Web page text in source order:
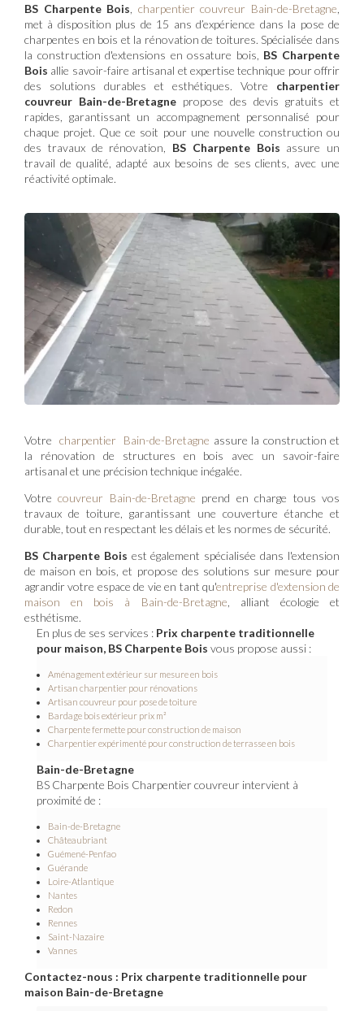
BS Charpente Bois charpentier couvreur Bain-de-Bretagne
met à disposition plus de 15 ans d’expérience dans la pose de
charpentes en bois et la rénovation de toitures. Spécialisée dans
la construction d'extensions en ossature bois, BS Charpente
Bois allie savoir-faire artisanal et expertise technique pour offrir
des solutions durables et esthétiques. Votre charpentier
couvreur Bain-de-Bretagne propose des devis gratuits et
rapides, garantissant un accompagnement personnalisé pour
chaque projet. Que ce soit pour une nouvelle construction ou
des travaux de rénovation, BS Charpente Bois assure un
travail de qualité, adapté aux besoins de ses clients, avec une
réactivité optimale.
Votre charpentier Bain-de-Bretagne assure la construction et
la rénovation de structures en bois avec un savoir-faire
artisanal et une précision technique inégalée.
Votrecouvreur Bain-de-Bretagne prend en charge tous vos
travaux de toiture, garantissant une couverture étanche et
durable, tout en respectant les délais et les normes de sécurité.
BS Charpente Bois est également spécialisée dans l'extension
de maison en bois, et propose des solutions sur mesure pour
agrandir votre espace de vie en tant qu'entreprise d'extension de
maison en bois à Bain-de-Bretagne , alliant écologie et
esthétisme.
En plus de ses services : Prix charpente traditionnelle
pour maison, BS Charpente Bois vous propose aussi :
Aménagement extérieur sur mesure en bois
Artisan charpentier pour rénovations
Artisan couvreur pour pose de toiture
Bardage bois extérieur prix m²
Charpente fermette pour construction de maison
Charpentier expérimenté pour construction de terrasse en bois
Bain-de-Bretagne
BS Charpente Bois Charpentier couvreur intervient à
proximité de :
Bain-de-Bretagne
Châteaubriant
Guémené-Penfao
Guérande
Loire-Atlantique
Nantes
Redon
Rennes
Saint-Nazaire
Vannes
Contactez-nous : Prix charpente traditionnelle pour
maison Bain-de-Bretagne